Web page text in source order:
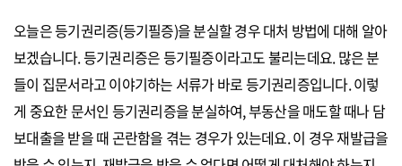
오늘은 등기권리증(등기필증)을 분실할 경우 대처 방법에 대해 알아
보겠습니다. 등기권리증은 등기필증이라고도 불리는데요. 많은 분
들이 집문서라고 이야기하는 서류가 바로 등기권리증입니다. 이렇
게 중요한 문서인 등기권리증을 분실하여, 부동산을 매도할 때나 담
보대출을 받을 때 곤란함을 겪는 경우가 있는데요. 이 경우 재발급을